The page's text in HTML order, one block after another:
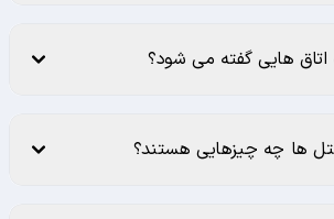
ها چه چیزهایی هستند؟